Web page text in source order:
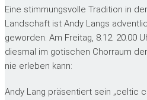
Eine stimmungsvolle Tradition in
Landschaft ist Andy Langs
geworden. Am Freitag, 8.12. 20.00
diesmal im gotischen Chorraum
nie erleben kann:
Andy Lang präsentiert sein „celtic